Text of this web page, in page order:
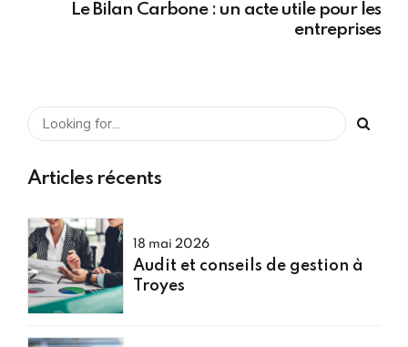
Le Bilan Carbone : un acte utile pour les
entreprises
Articles récents
18 mai 2026
Audit et conseils de gestion à
Troyes